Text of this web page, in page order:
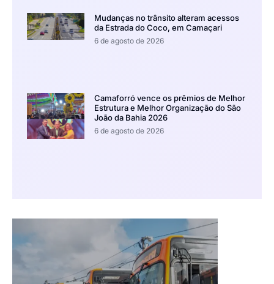
Mudanças no trânsito alteram acessos
da Estrada do Coco, em Camaçari
6 de agosto de 2026
Camaforró vence os prêmios de Melhor
Estrutura e Melhor Organização do São
João da Bahia 2026
6 de agosto de 2026